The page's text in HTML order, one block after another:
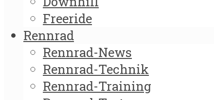
Freeride
Rennrad
Rennrad-News
Rennrad-Technik
Rennrad-Training